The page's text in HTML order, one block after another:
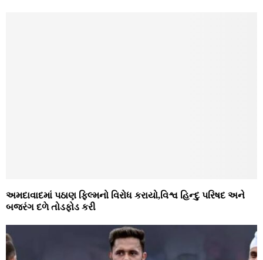
અમદાવાદમાં પઠાણ ફિલ્‍મનો વિરોધ કરાયો,વિશ્વ હિન્‍દુ પરિષદ અને
બજરંગ દળે તોડફોડ કરી